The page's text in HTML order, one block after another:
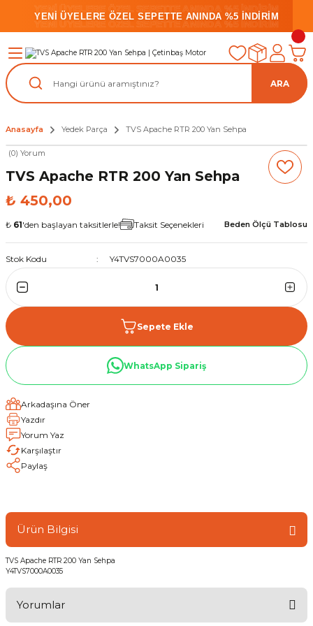
YENİ ÜYELERE ÖZEL SEPETTE ANINDA %5 İNDİRİM
YENİ ÜYELERE ÖZEL SEPETTE ANINDA %5 İNDİRİM
YENİ ÜYELERE ÖZEL SEPETTE ANINDA %5 İNDİRİM
ARA
Anasayfa Yedek Parça TVS Apache RTR 200 Yan Sehpa
(0) Yorum
TVS Apache RTR 200 Yan Sehpa
₺ 450,00
₺ 61'den başlayan taksitlerle! Taksit Seçenekleri Beden Ölçü Tablosu
Stok Kodu Y4TVS7000A0035
Sepete Ekle
WhatsApp Sipariş
Arkadaşına Öner
Yazdır
Yorum Yaz
Karşılaştır
Paylaş
Ürün Bilgisi
TVS Apache RTR 200 Yan Sehpa
Y4TVS7000A0035
Yorumlar